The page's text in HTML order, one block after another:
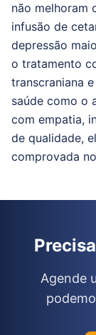
não melhoram
infusão de
depressão
o tratamento
transcraniana
saúde como o
com empatia,
de qualidade,
comprovada
Agende